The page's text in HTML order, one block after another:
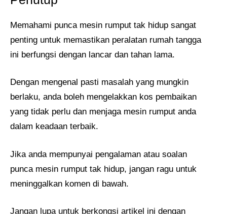
Memahami punca mesin rumput tak hidup sangat
penting untuk memastikan peralatan rumah tangga
ini berfungsi dengan lancar dan tahan lama.
Dengan mengenal pasti masalah yang mungkin
berlaku, anda boleh mengelakkan kos pembaikan
yang tidak perlu dan menjaga mesin rumput anda
dalam keadaan terbaik.
Jika anda mempunyai pengalaman atau soalan
punca mesin rumput tak hidup, jangan ragu untuk
meninggalkan komen di bawah.
Jangan lupa untuk berkongsi artikel ini dengan